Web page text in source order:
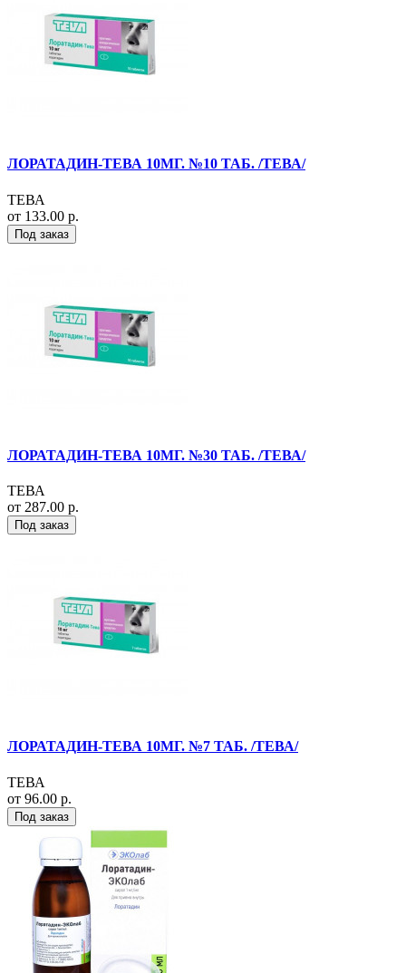
ЛОРАТАДИН-ТЕВА 10МГ. №10 ТАБ. /ТЕВА/
ТЕВА
от 133.00 р.
Под заказ
ЛОРАТАДИН-ТЕВА 10МГ. №30 ТАБ. /ТЕВА/
ТЕВА
от 287.00 р.
Под заказ
ЛОРАТАДИН-ТЕВА 10МГ. №7 ТАБ. /ТЕВА/
ТЕВА
от 96.00 р.
Под заказ